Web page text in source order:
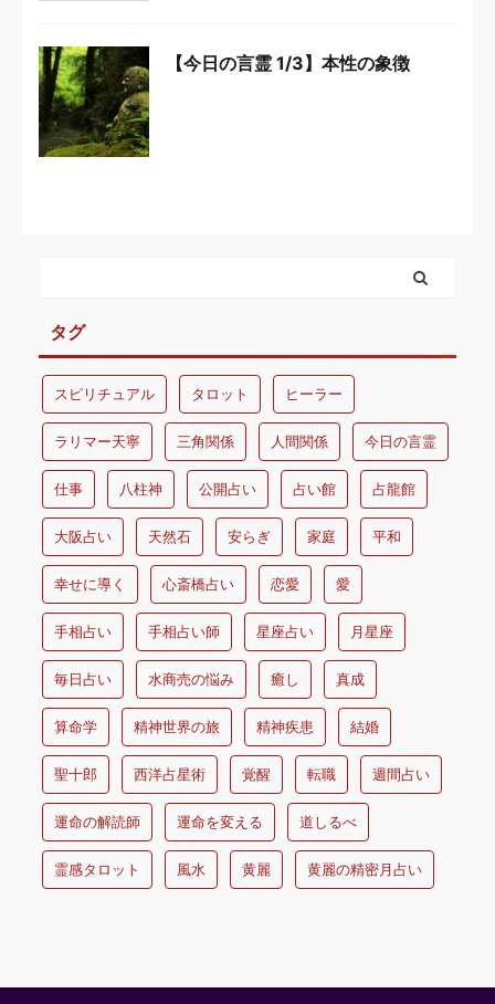
【今日の言霊 1/3】本性の象徴
タグ
スピリチュアル タロット ヒーラー
ラリマー天寧 三角関係 人間関係 今日の言霊
仕事 八柱神 公開占い 占い館 占龍館
大阪占い 天然石 安らぎ 家庭 平和
幸せに導く 心斎橋占い 恋愛 愛
手相占い 手相占い師 星座占い 月星座
毎日占い 水商売の悩み 癒し 真成
算命学 精神世界の旅 精神疾患 結婚
聖十郎 西洋占星術 覚醒 転職 週間占い
運命の解読師 運命を変える 道しるべ
霊感タロット 風水 黄麗 黄麗の精密月占い